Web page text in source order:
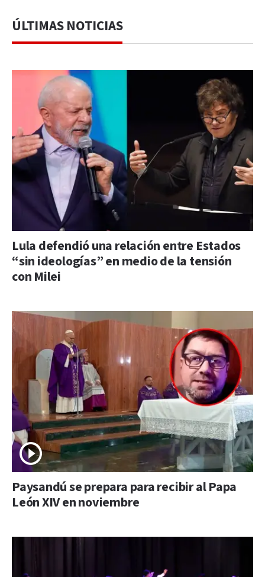
ÚLTIMAS NOTICIAS
Lula defendió una relación entre Estados
“sin ideologías” en medio de la tensión
con Milei
Paysandú se prepara para recibir al Papa
León XIV en noviembre